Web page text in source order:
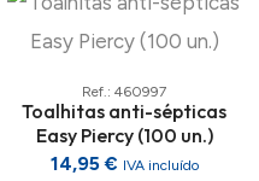
Ref.: 460997
Toalhitas anti-sépticas
Easy Piercy (100 un.)
14,95 € IVA incluído